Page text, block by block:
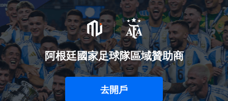
阿根廷國家足球隊區域贊助商
去開戶